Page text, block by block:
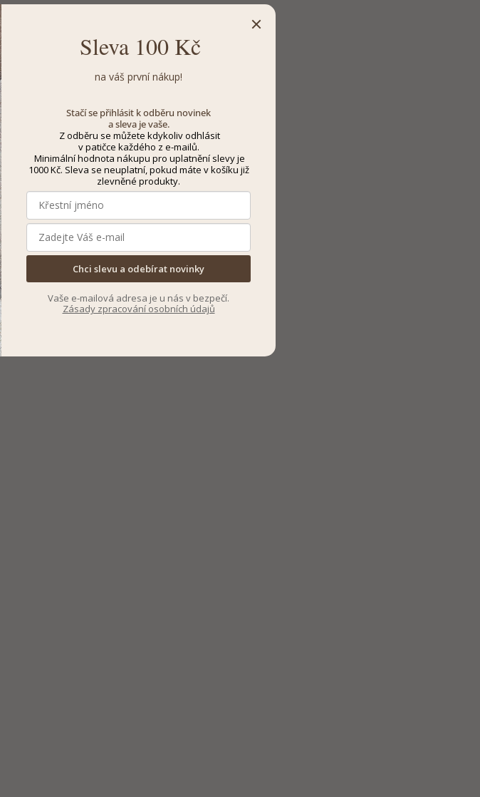
Sleva 100 Kč
na váš první nákup!
Stačí se přihlásit k odběru novinek
a sleva je vaše.
Z odběru se můžete kdykoliv odhlásit
v patičce každého z e-mailů.
Minimální hodnota nákupu pro uplatnění slevy je
1000 Kč. Sleva se neuplatní, pokud máte v košíku již
zlevněné produkty.
Chci slevu a odebírat novinky
Vaše e-mailová adresa je u nás v bezpečí.
Zásady zpracování osobních údajů